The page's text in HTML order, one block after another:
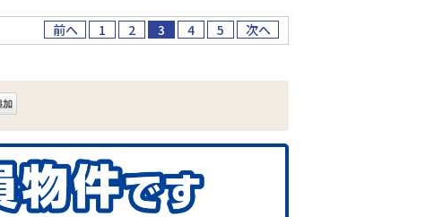
前へ 1 2 3 4 5
次へ